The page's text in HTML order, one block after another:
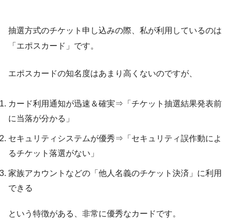
抽選方式のチケット申し込みの際、私が利用しているのは
「エポスカード」です。
エポスカードの知名度はあまり高くないのですが、
カード利用通知が迅速＆確実⇒「チケット抽選結果発表前
に当落が分かる」
セキュリティシステムが優秀⇒「セキュリティ誤作動によ
るチケット落選がない」
家族アカウントなどの「他人名義のチケット決済」に利用
できる
という特徴がある、非常に優秀なカードです。